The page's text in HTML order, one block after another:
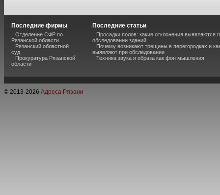
Последние фирмы
Отделение СФР по
Рязанской области
Рязанский областной
суд
Прокуратура Рязанской
области
Последние статьи
Просадки полов: какие отклонения выявляются
обследовании зданий
Почему возникают трещины в перегородках и
выявляют при обследовании
Техника звука и образа как фон мышления
© 2013-2026 Адреса Рязани